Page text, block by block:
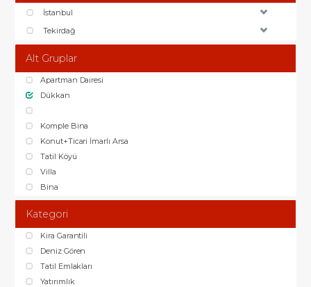
İstanbul
Tekirdağ
Alt Gruplar
Apartman Dairesi
Dükkan
Komple Bina
Konut+Ticari İmarlı Arsa
Tatil Köyü
Villa
Bina
Kategori
Kira Garantili
Deniz Gören
Tatil Emlakları
Yatırımlık